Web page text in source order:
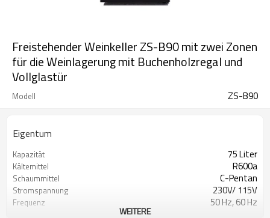
Freistehender Weinkeller ZS-B90 mit zwei Zonen
für die Weinlagerung mit Buchenholzregal und
Vollglastür
Modell ZS-B90
Eigentum
Kapazität 75 Liter
Kältemittel R600a
Schaummittel C-Pentan
Stromspannung 230V/ 115V
Frequenz 50 Hz, 60 Hz
WEITERE